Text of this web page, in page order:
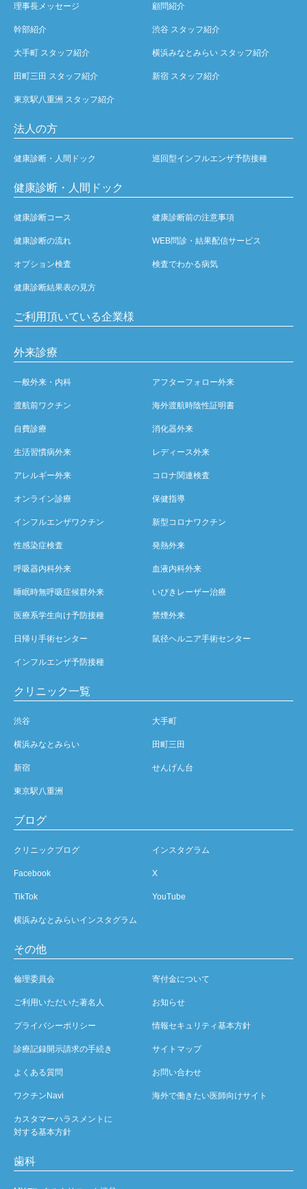
理事長メッセージ 顧問紹介
幹部紹介 渋谷 スタッフ紹介
大手町 スタッフ紹介 横浜みなとみらい スタッフ紹介
田町三田 スタッフ紹介 新宿 スタッフ紹介
東京駅八重洲 スタッフ紹介
法人の方
健康診断・人間ドック 巡回型インフルエンザ予防接種
健康診断・人間ドック
健康診断コース 健康診断前の注意事項
健康診断の流れ WEB問診・結果配信サービス
オプション検査 検査でわかる病気
健康診断結果表の見方
ご利用頂いている企業様
外来診療
一般外来・内科 アフターフォロー外来
渡航前ワクチン 海外渡航時陰性証明書
自費診療 消化器外来
生活習慣病外来 レディース外来
アレルギー外来 コロナ関連検査
オンライン診療 保健指導
インフルエンザワクチン 新型コロナワクチン
性感染症検査 発熱外来
呼吸器内科外来 血液内科外来
睡眠時無呼吸症候群外来 いびきレーザー治療
医療系学生向け予防接種 禁煙外来
日帰り手術センター 鼠径ヘルニア手術センター
インフルエンザ予防接種
クリニック一覧
渋谷 大手町
横浜みなとみらい 田町三田
新宿 せんげん台
東京駅八重洲
ブログ
クリニックブログ インスタグラム
Facebook X
TikTok YouTube
横浜みなとみらいインスタグラム
その他
倫理委員会 寄付金について
ご利用いただいた著名人 お知らせ
プライバシーポリシー 情報セキュリティ基本方針
診療記録開示請求の手続き サイトマップ
よくある質問 お問い合わせ
ワクチンNavi 海外で働きたい医師向けサイト
カスタマーハラスメントに
対する基本方針
歯科